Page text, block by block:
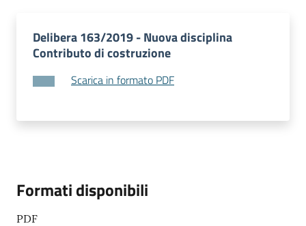
argomenti...
Seguici
Delibera 163/2019 - Nuova disciplina
Contributo di costruzione
Scarica in formato PDF
Formati disponibili
PDF